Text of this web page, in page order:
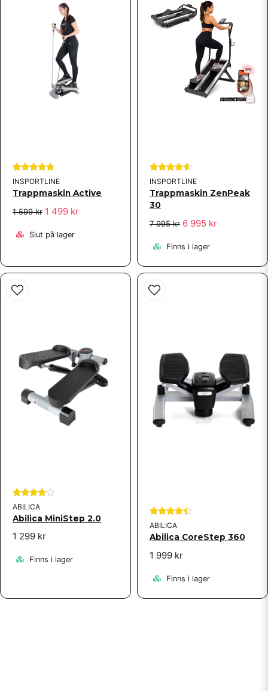
Supersnabb leverans! Jätte nöjd med produkten.
Rekommenderas!
för 11 år sedan
Jag är nöjd med min maskin. Den fungerar bra, tar
INSPORTLINE
Trappmaskin Active
1 599 kr 1 499 kr
Slut på lager
INSPORTLINE
Trappmaskin ZenPeak
30
7 995 kr 6 995 kr
Finns i lager
ABILICA
Abilica MiniStep 2.0
1 299 kr
Finns i lager
ABILICA
Abilica CoreStep 360
1 999 kr
Finns i lager